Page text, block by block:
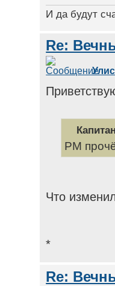
И да будут
Re:
РМ
Что
*
Re: